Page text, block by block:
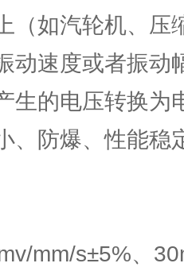
（如汽轮机、压
动速度或者振动
生的电压转换为
、防爆、性能稳
mm/s±5%、